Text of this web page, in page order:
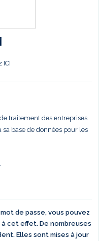
ICI
traitement des entreprises
base de données pour les
de passe, vous pouvez
cet effet. De nombreuses
Elles sont mises à jour